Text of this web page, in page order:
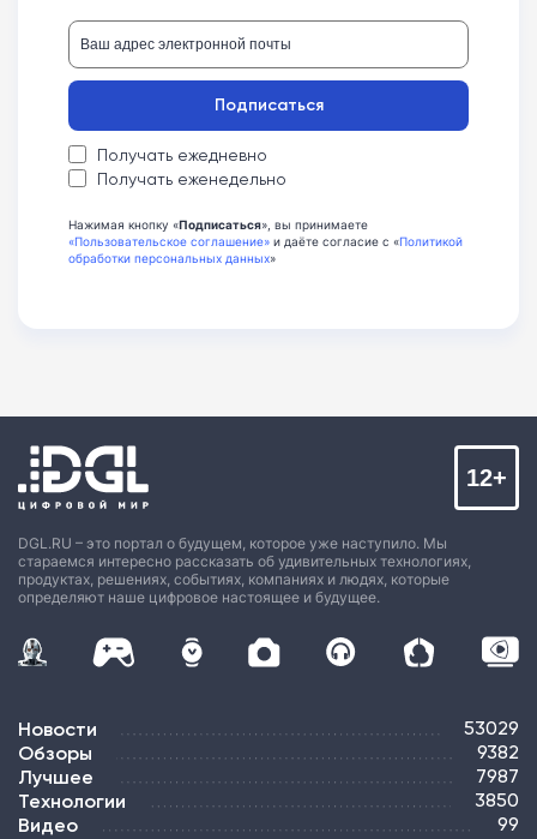
Получать ежедневно
Получать еженедельно
Подписаться
Нажимая кнопку «Подписаться», вы принимаете
«Пользовательское соглашение» и даёте согласие с «Политикой
обработки персональных данных»
DGL.RU – это портал о будущем, которое уже наступило. Мы
стараемся интересно рассказать об удивительных технологиях,
продуктах, решениях, событиях, компаниях и людях, которые
определяют наше цифровое настоящее и будущее.
12+
Новости 53029
Обзоры 9382
Лучшее 7987
Технологии 3850
Видео 99